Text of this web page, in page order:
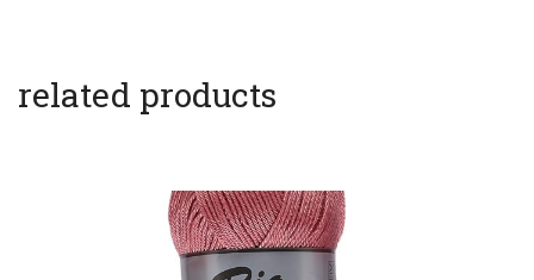
related products